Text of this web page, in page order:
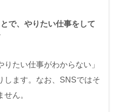
で、やりたい仕事をして
たい仕事がわからない」
します。なお、SNSではそ
ん。